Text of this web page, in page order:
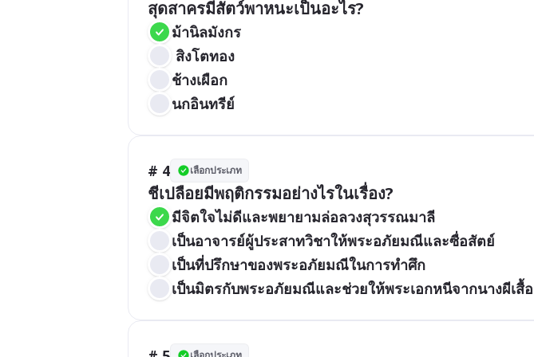
สุดสาครมีสัตว์พาหนะเป็นอะไร?
ม้านิลมังกร
สิงโตทอง
ช้างเผือก
นกอินทรีย์
# 4 เลือกประเภท
ชีเปลือยมีพฤติกรรมอย่างไรในเรื่อง?
มีจิตใจไม่ดีและพยายามล่อลวงสุวรรณมาลี
เป็นอาจารย์ผู้ประสาทวิชาให้พระอภัยมณีและซื่อสัตย์
เป็นที่ปรึกษาของพระอภัยมณีในการทำศึก
เป็นมิตรกับพระอภัยมณีและช่วยให้พระเอกหนีจากนางผีเสื้